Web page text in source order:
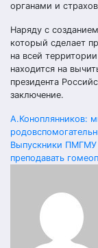
органами и
Наряду с
который сделает
на всей
находится на
президента
заключение.
по
А.Коноплянников:
Выпускники ПМГМУ
преподавать